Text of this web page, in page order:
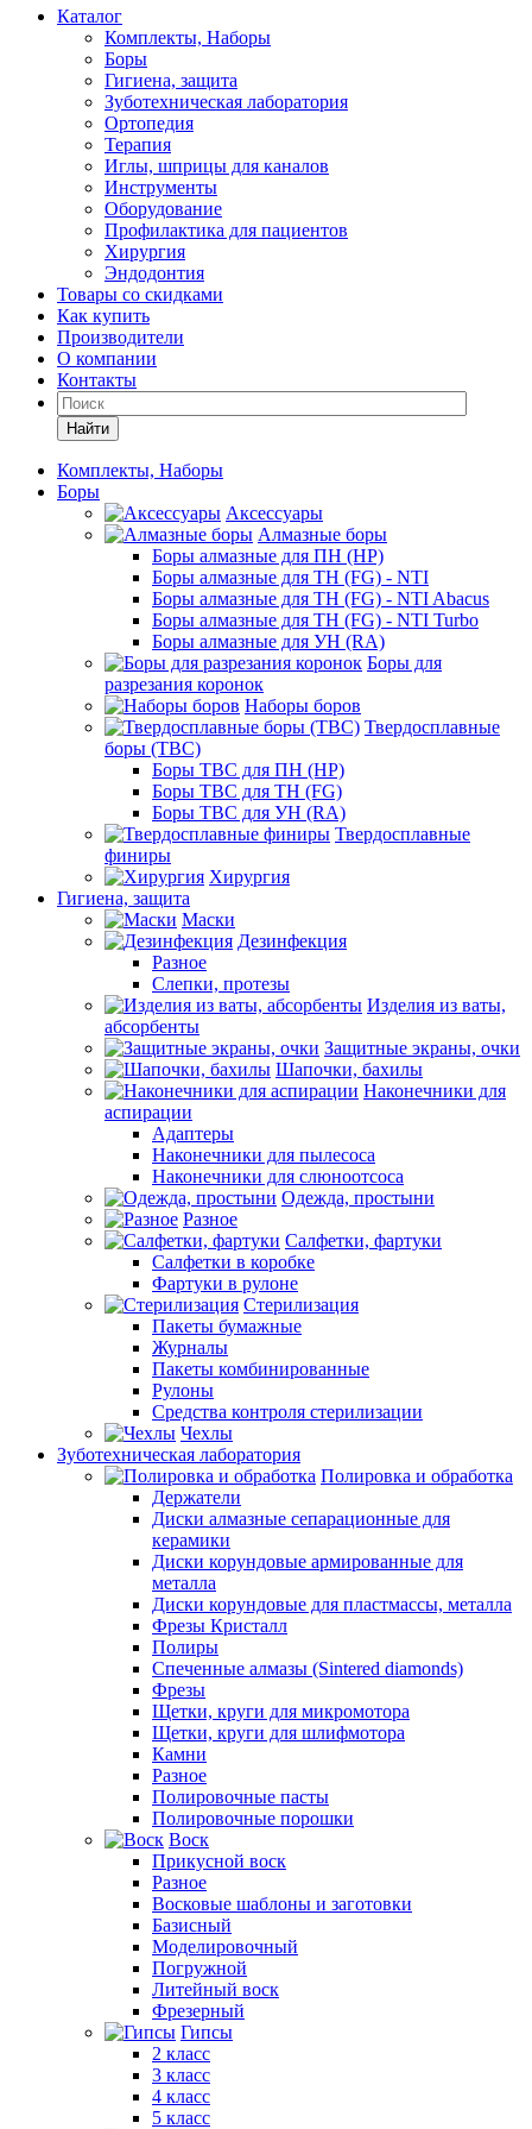
Каталог
Комплекты, Наборы
Боры
Гигиена, защита
Зуботехническая лаборатория
Ортопедия
Терапия
Иглы, шприцы для каналов
Инструменты
Оборудование
Профилактика для пациентов
Хирургия
Эндодонтия
Товары со скидками
Как купить
Производители
О компании
Контакты
Найти
Комплекты, Наборы
Боры
Аксессуары
Алмазные боры
Боры алмазные для ПН (HP)
Боры алмазные для ТН (FG) - NTI
Боры алмазные для ТН (FG) - NTI Abacus
Боры алмазные для ТН (FG) - NTI Turbo
Боры алмазные для УН (RA)
Боры для
разрезания коронок
Наборы боров
Твердосплавные
боры (ТВС)
Боры ТВС для ПН (HP)
Боры ТВС для ТН (FG)
Боры ТВС для УН (RA)
Твердосплавные
финиры
Хирургия
Гигиена, защита
Маски
Дезинфекция
Разное
Слепки, протезы
Изделия из ваты,
абсорбенты
Защитные экраны, очки
Шапочки, бахилы
Наконечники для
аспирации
Адаптеры
Наконечники для пылесоса
Наконечники для слюноотсоса
Одежда, простыни
Разное
Салфетки, фартуки
Салфетки в коробке
Фартуки в рулоне
Стерилизация
Пакеты бумажные
Журналы
Пакеты комбинированные
Рулоны
Средства контроля стерилизации
Чехлы
Зуботехническая лаборатория
Полировка и обработка
Держатели
Диски алмазные сепарационные для
керамики
Диски корундовые армированные для
металла
Диски корундовые для пластмассы, металла
Фрезы Кристалл
Полиры
Спеченные алмазы (Sintered diamonds)
Фрезы
Щетки, круги для микромотора
Щетки, круги для шлифмотора
Камни
Разное
Полировочные пасты
Полировочные порошки
Воск
Прикусной воск
Разное
Восковые шаблоны и заготовки
Базисный
Моделировочный
Погружной
Литейный воск
Фрезерный
Гипсы
2 класс
3 класс
4 класс
5 класс